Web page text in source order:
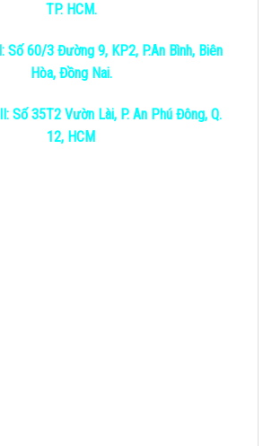
TP. HCM.
Số 60/3 Đường 9, KP2, P.An Bình, Biên
Hòa, Đồng Nai.
Số 35T2 Vườn Lài, P. An Phú Đông, Q.
12, HCM